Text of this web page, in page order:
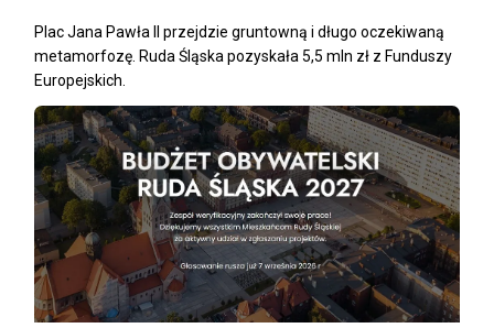
Plac Jana Pawła II przejdzie gruntowną i długo oczekiwaną
metamorfozę. Ruda Śląska pozyskała 5,5 mln zł z Funduszy
Europejskich.